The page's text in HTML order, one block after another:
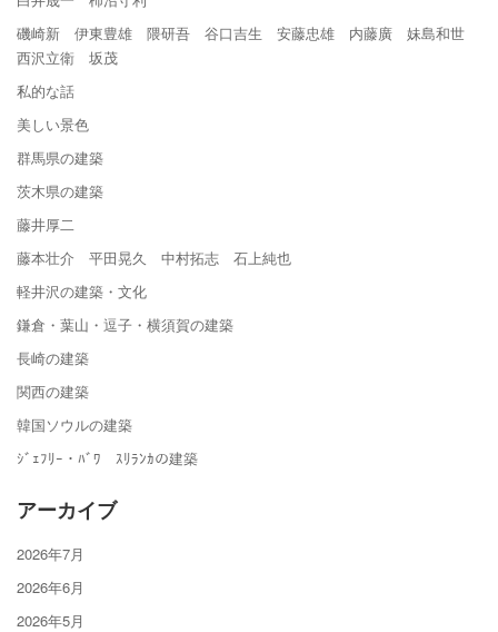
磯崎新 伊東豊雄 隈研吾 谷口吉生 安藤忠雄 内藤廣 妹島和世
西沢立衛 坂茂
私的な話
美しい景色
群馬県の建築
茨木県の建築
藤井厚二
藤本壮介 平田晃久 中村拓志 石上純也
軽井沢の建築・文化
鎌倉・葉山・逗子・横須賀の建築
長崎の建築
関西の建築
韓国ソウルの建築
ｼﾞｪﾌﾘｰ・ﾊﾞﾜ ｽﾘﾗﾝｶの建築
アーカイブ
2026年7月
2026年6月
2026年5月